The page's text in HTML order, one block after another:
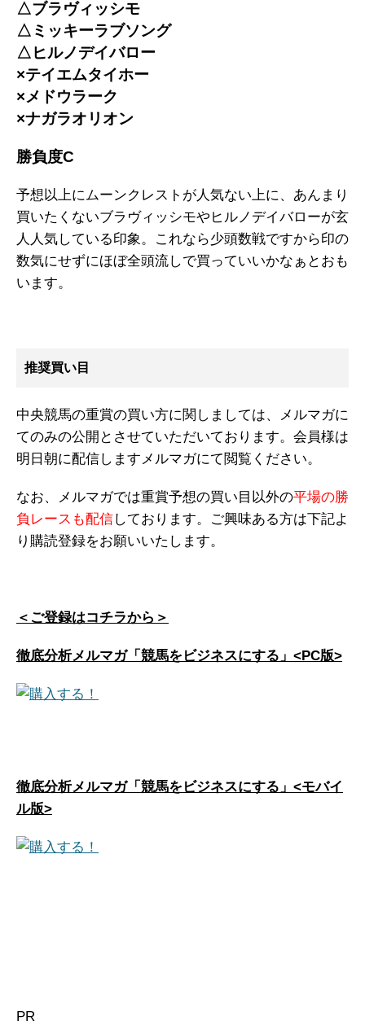
△ブラヴィッシモ
△ミッキーラブソング
△ヒルノデイバロー
×テイエムタイホー
×メドウラーク
×ナガラオリオン
勝負度C
予想以上にムーンクレストが人気ない上に、あんまり
買いたくないブラヴィッシモやヒルノデイバローが玄
人人気している印象。これなら少頭数戦ですから印の
数気にせずにほぼ全頭流しで買っていいかなぁとおも
います。
推奨買い目
中央競馬の重賞の買い方に関しましては、メルマガに
てのみの公開とさせていただいております。会員様は
明日朝に配信しますメルマガにて閲覧ください。
なお、メルマガでは重賞予想の買い目以外の平場の勝
負レースも配信しております。ご興味ある方は下記よ
り購読登録をお願いいたします。
＜ご登録はコチラから＞
徹底分析メルマガ「競馬をビジネスにする」<PC版>
徹底分析メルマガ「競馬をビジネスにする」<モバイ
ル版>
PR